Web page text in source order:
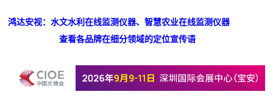
鸿达安视：水文水利在线监测仪器、智慧农业在线监测仪器
查看各品牌在细分领域的定位宣传语